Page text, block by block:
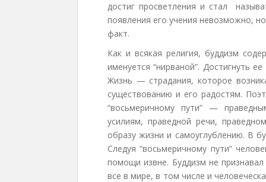
достиг просветления и стал
появления его учения невозможно,
факт.
Как и всякая религия, буддизм
именуется “нирваной”. Достигнуть
Жизнь — страдания, которое
существованию и его радостям.
“восьмеричному пути” —
усилиям, праведной речи,
образу жизни и самоуглублению. В
Следуя “восьмеричному пути”
помощи извне. Буддизм не
все в мире, в том числе и